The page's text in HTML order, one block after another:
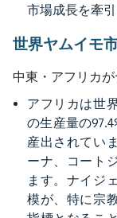
市場成長を牽引
世界ヤムイモ
中東・アフリカ
アフリカは世
の生産量の
産出されてい
ーナ、コート
ます。ナイジ
模が、特に宗